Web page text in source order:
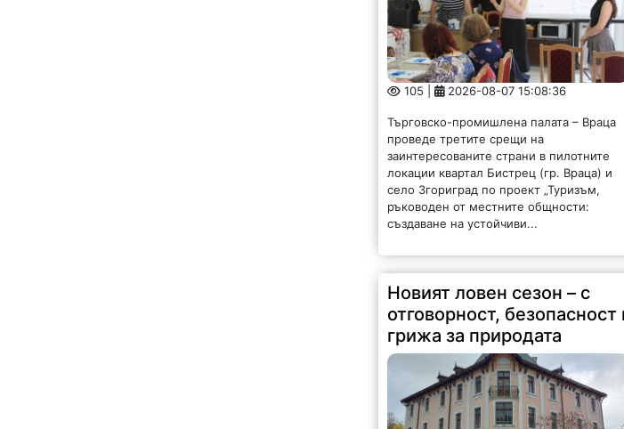
105 | 2026-08-07 15:08:36
Търговско-промишлена палата – Враца
проведе третите срещи на
заинтересованите страни в пилотните
локации квартал Бистрец (гр. Враца) и
село Згориград по проект „Туризъм,
ръководен от местните общности:
създаване на устойчиви...
Новият ловен сезон – с
отговорност, безопасност
грижа за природата